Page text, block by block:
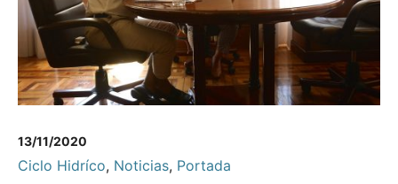
13/11/2020
Ciclo Hidríco, Noticias, Portada